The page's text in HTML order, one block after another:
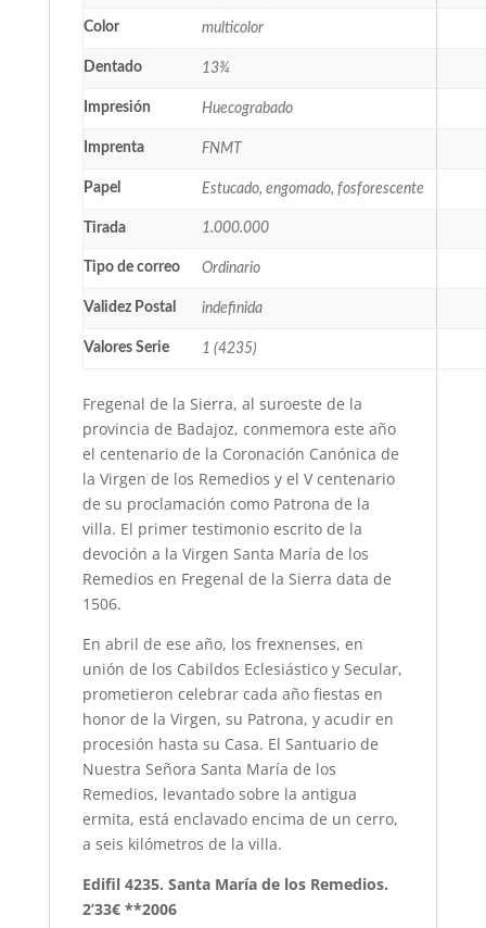
Color multicolor
Dentado 13¾
Impresión Huecograbado
Imprenta FNMT
Papel Estucado, engomado, fosforescente
Tirada 1.000.000
Tipo de correo Ordinario
Validez Postal indefinida
Valores Serie 1 (4235)
Fregenal de la Sierra, al suroeste de la
provincia de Badajoz, conmemora este año
el centenario de la Coronación Canónica de
la Virgen de los Remedios y el V centenario
de su proclamación como Patrona de la
villa. El primer testimonio escrito de la
devoción a la Virgen Santa María de los
Remedios en Fregenal de la Sierra data de
1506.
En abril de ese año, los frexnenses, en
unión de los Cabildos Eclesiástico y Secular,
prometieron celebrar cada año fiestas en
honor de la Virgen, su Patrona, y acudir en
procesión hasta su Casa. El Santuario de
Nuestra Señora Santa María de los
Remedios, levantado sobre la antigua
ermita, está enclavado encima de un cerro,
a seis kilómetros de la villa.
Edifil 4235. Santa María de los Remedios.
2’33€ **2006